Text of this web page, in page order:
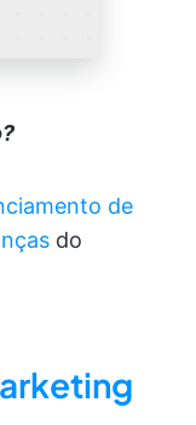
de
do